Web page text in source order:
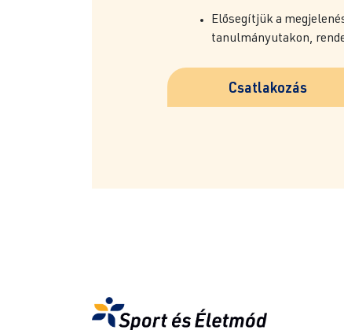
Elősegítjük a
tanulmányutakon,
Csatlakozás